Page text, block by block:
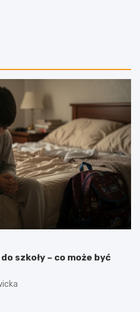
szkoły – co może być